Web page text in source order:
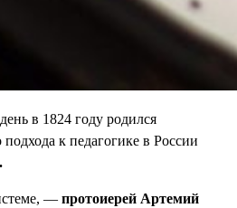
в 1824 году родился
к педагогике в России
— протоиерей Артемий